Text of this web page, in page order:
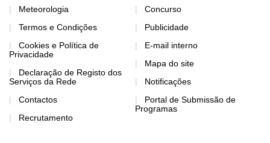
Meteorologia
Termos e Condições
Cookies e Política de
Privacidade
Declaração de Registo dos
Serviços da Rede
Contactos
Recrutamento
Concurso
Publicidade
E-mail interno
Mapa do site
Notificações
Portal de Submissão de
Programas